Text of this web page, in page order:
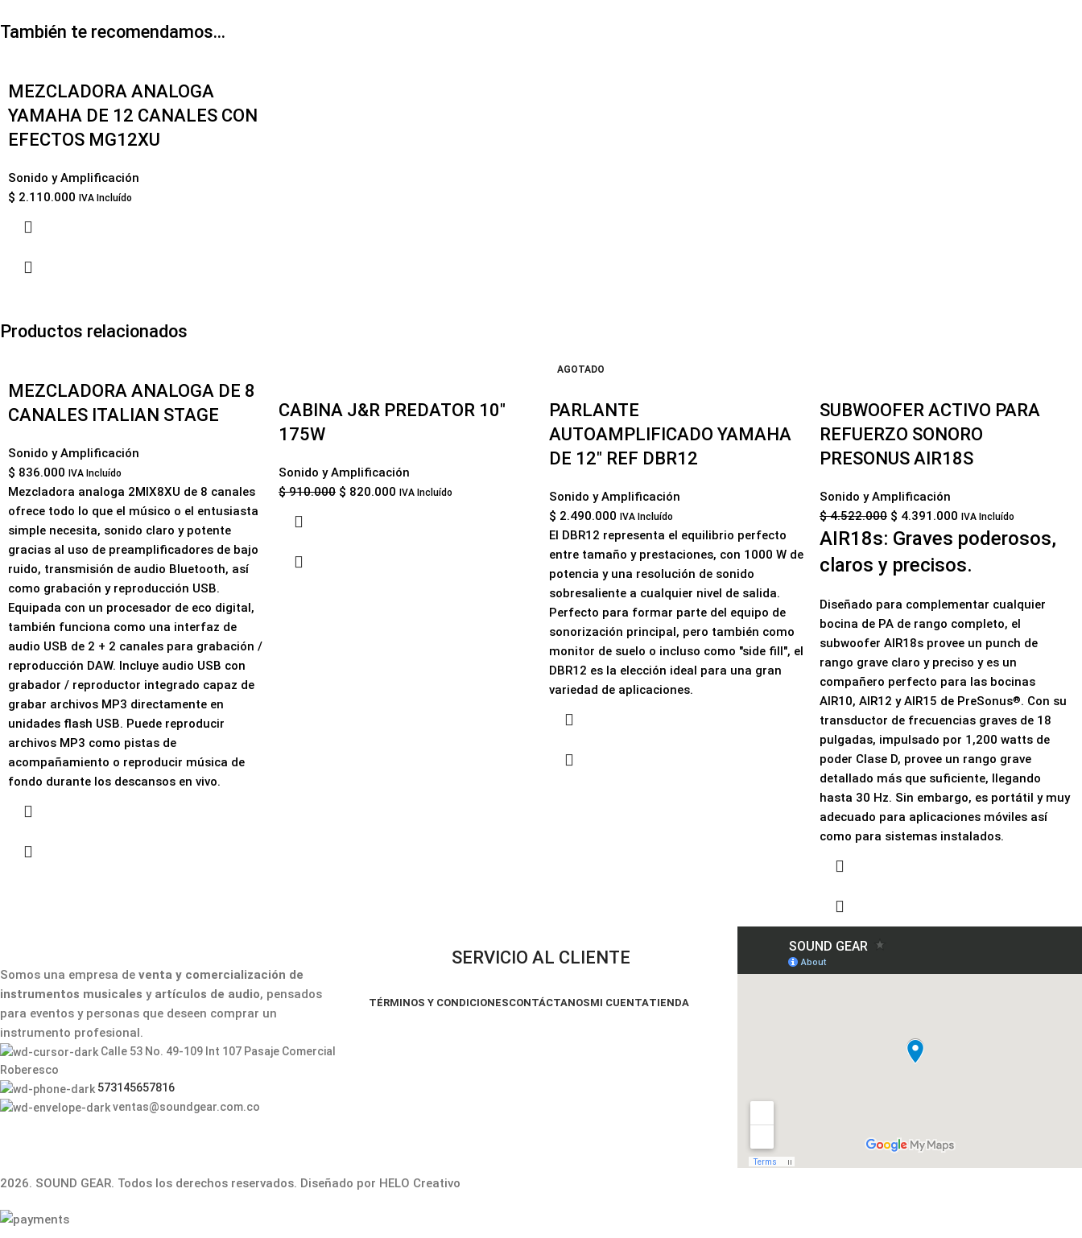
También te recomendamos…
MEZCLADORA ANALOGA
YAMAHA DE 12 CANALES CON
EFECTOS MG12XU
Sonido y Amplificación
$ 2.110.000 IVA Incluído
Productos relacionados
MEZCLADORA ANALOGA DE 8
CANALES ITALIAN STAGE
Sonido y Amplificación
$ 836.000 IVA Incluído
Mezcladora analoga 2MIX8XU de 8 canales
ofrece todo lo que el músico o el entusiasta
simple necesita, sonido claro y potente
gracias al uso de preamplificadores de bajo
ruido, transmisión de audio Bluetooth, así
como grabación y reproducción USB.
Equipada con un procesador de eco digital,
también funciona como una interfaz de
audio USB de 2 + 2 canales para grabación /
reproducción DAW. Incluye audio USB con
grabador / reproductor integrado capaz de
grabar archivos MP3 directamente en
unidades flash USB. Puede reproducir
archivos MP3 como pistas de
acompañamiento o reproducir música de
fondo durante los descansos en vivo.
CABINA J&R PREDATOR 10″
175W
Sonido y Amplificación
$910.000 $ 820.000 IVA Incluído
AGOTADO
PARLANTE
AUTOAMPLIFICADO YAMAHA
DE 12″ REF DBR12
Sonido y Amplificación
$ 2.490.000 IVA Incluído
El DBR12 representa el equilibrio perfecto
entre tamaño y prestaciones, con 1000 W de
potencia y una resolución de sonido
sobresaliente a cualquier nivel de salida.
Perfecto para formar parte del equipo de
sonorización principal, pero también como
monitor de suelo o incluso como "side fill", el
DBR12 es la elección ideal para una gran
variedad de aplicaciones.
SUBWOOFER ACTIVO PARA
REFUERZO SONORO
PRESONUS AIR18S
Sonido y Amplificación
$4.522.000 $ 4.391.000 IVA Incluído
AIR18s: Graves poderosos,
claros y precisos.
Diseñado para complementar cualquier
bocina de PA de rango completo, el
subwoofer AIR18s provee un punch de
rango grave claro y preciso y es un
compañero perfecto para las bocinas
AIR10, AIR12 y AIR15 de PreSonus®. Con su
transductor de frecuencias graves de 18
pulgadas, impulsado por 1,200 watts de
poder Clase D, provee un rango grave
detallado más que suficiente, llegando
hasta 30 Hz. Sin embargo, es portátil y muy
adecuado para aplicaciones móviles así
como para sistemas instalados.
Somos una empresa de venta y comercialización de
instrumentos musicales yartículos de audio, pensados
para eventos y personas que deseen comprar un
instrumento profesional.
Calle 53 No. 49-109 Int 107 Pasaje Comercial
Roberesco
573145657816
ventas@soundgear.com.co
SERVICIO AL CLIENTE
TÉRMINOS Y CONDICIONESCONTÁCTANOSMI CUENTATIENDA
2026. SOUND GEAR. Todos los derechos reservados. Diseñado por HELO Creativo